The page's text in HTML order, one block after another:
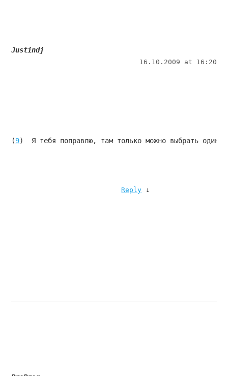
Justindj
16.10.2009 at 16:20
(9)  Я тебя поправлю, там только можно выбрать один
Reply ↓